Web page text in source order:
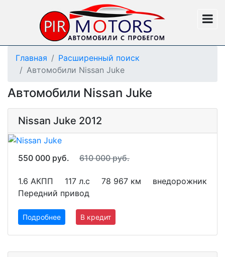
Главная
Расширенный поиск
Автомобили Nissan Juke
Автомобили Nissan Juke
Nissan Juke 2012
550 000 руб. 610 000 руб.
1.6 АКПП 117 л.с 78 967 км
внедорожник
Передний привод
Подробнее В кредит